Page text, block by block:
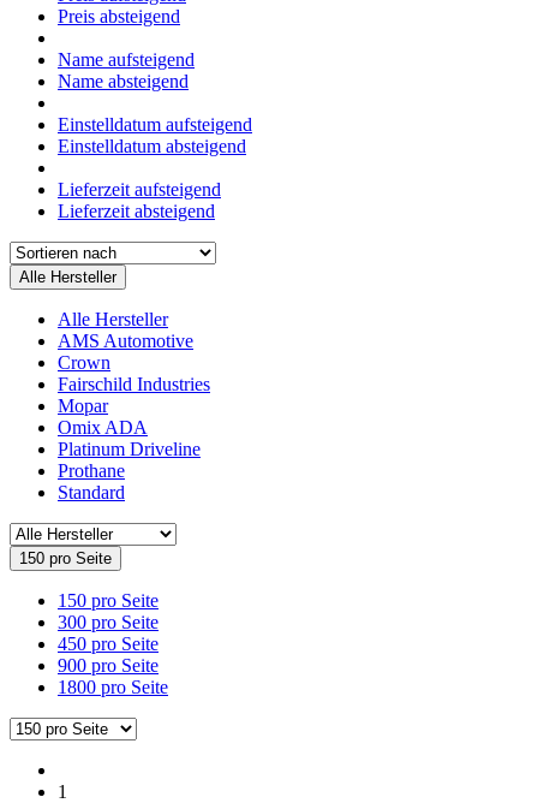
Preis absteigend
Name aufsteigend
Name absteigend
Einstelldatum aufsteigend
Einstelldatum absteigend
Lieferzeit aufsteigend
Lieferzeit absteigend
Alle Hersteller
Alle Hersteller
AMS Automotive
Crown
Fairschild Industries
Mopar
Omix ADA
Platinum Driveline
Prothane
Standard
150 pro Seite
150 pro Seite
300 pro Seite
450 pro Seite
900 pro Seite
1800 pro Seite
1